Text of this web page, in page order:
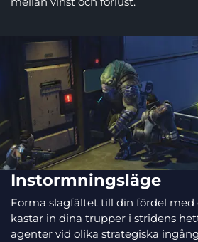
Instormningsläge
Forma slagfältet till din fördel med
kastar in dina trupper i stridens
agenter vid olika strategiska